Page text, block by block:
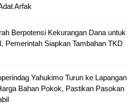
Arfak
Berpotensi Kekurangan Dana untuk
Pemerintah Siapkan Tambahan TKD
Yahukimo Turun ke Lapangan
Bahan Pokok, Pastikan Pasokan